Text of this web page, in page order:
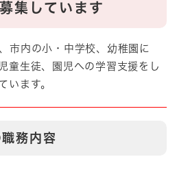
集しています
市内の小・中学校、幼稚園に
童生徒、園児への学習支援をし
います。
職務内容